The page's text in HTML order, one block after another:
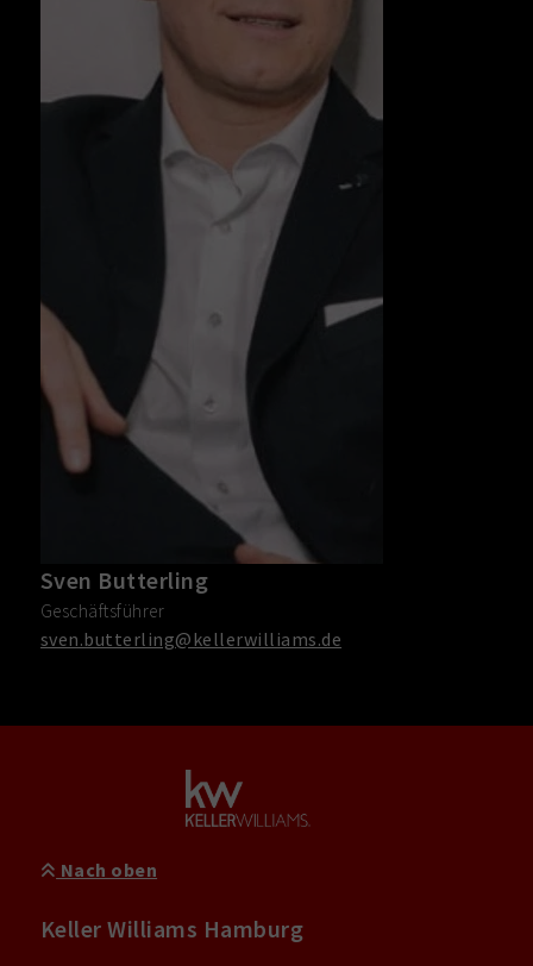
Sven Butterling
Geschäftsführer
sven.butterling@kellerwilliams.de
Nach oben
Keller Williams Hamburg